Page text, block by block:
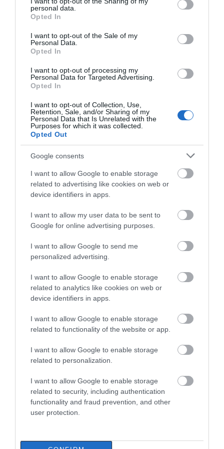
grant or deny consent to Google and its third-party tags to
use your data for below specified purposes in below Google
consent section.
personal data.
Opted In
I want to opt-out of the Sale of my
Personal Data.
Opted In
I want to opt-out of processing my
Personal Data for Targeted Advertising.
Opted In
I want to opt-out of Collection, Use,
Retention, Sale, and/or Sharing of my
Personal Data that Is Unrelated with the
Purposes for which it was collected.
Opted Out
Google consents
I want to allow Google to enable storage
related to advertising like cookies on web or
device identifiers in apps.
I want to allow my user data to be sent to
Google for online advertising purposes.
I want to allow Google to send me
personalized advertising.
I want to allow Google to enable storage
related to analytics like cookies on web or
device identifiers in apps.
I want to allow Google to enable storage
related to functionality of the website or app.
I want to allow Google to enable storage
related to personalization.
I want to allow Google to enable storage
related to security, including authentication
functionality and fraud prevention, and other
user protection.
Εύβοια: Πότε θα γίνει ο
καθιερωμένος έρανος για το
08.08.2026 | 19:40
οικονομικό πρόγραμμα της ΕΛ.Α.Σ.
στη Θεσσαλονίκη
Κάνεις δεν ξεχνά τι έζησε η
Εύβοια πριν πέντε χρόνια
08.08.2026 | 19:00
ιστορικών γκολ του Μαραντόνα
Αγανάκτηση σε χωριό της
Εύβοιας: Μένουν κάθε μέρα χωρίς
Αγροτικές ενισχύσεις: Ποιοι θα
λάβουν νωρίτερα τις
προκαταβολές
Σε πελάγη ευτυχίας
αντιδήμαρχος στην Εύβοια! Έγινε
08.08.2026 | 17:40
Ευρυδίκη Βαλαβάνη: Οι
οικογενειακές διακοπές στην
Εύβοια! Δείτε σε ποια παραλία
08.08.2026 | 17:20
Εύβοια: Red Code αύριο Κυριακή –
Όλες οι τελευταίες ειδήσεις
ΠΕΡΙΣΣΟΤΕΡΑ ΑΠΟ ΕΙΔΗΣΕΙΣ ΕΥΒΟΙΑ
Φωτιά στην Εύβοια σε
ξερά χόρτα
Ρίγη συγκίνησης στην
στη μεγάλη πανήγυρη
της Μεταμορφώσεως
Εύβοια: Τέλος στις
παράνομες χωματερές
χωρίς εξαιρέσεις
Εύβοια: Η μαύρη
επέτειος της
καταστροφικής
πυρκαγιάς – Το
χρονικό της τραγωδίας